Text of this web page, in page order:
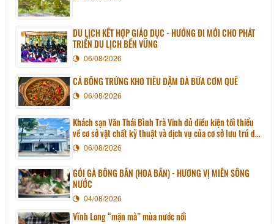
DU LỊCH KẾT HỢP GIÁO DỤC - HƯỚNG ĐI MỚI CHO PHÁT
TRIỂN DU LỊCH BỀN VỮNG
06/08/2026
CÁ BỐNG TRỨNG KHO TIÊU ĐẬM ĐÀ BỮA CƠM QUÊ
06/08/2026
Khách sạn Văn Thái Bình Trà Vinh đủ điều kiện tối thiểu
về cơ sở vật chất kỹ thuật và dịch vụ của cơ sở lưu trú du
lịch06/08/2026
GỎI GÀ BÔNG BẦN (HOA BẦN) - HƯƠNG VỊ MIỀN SÔNG
NƯỚC
04/08/2026
Vĩnh Long “mặn mà” mùa nước nổi